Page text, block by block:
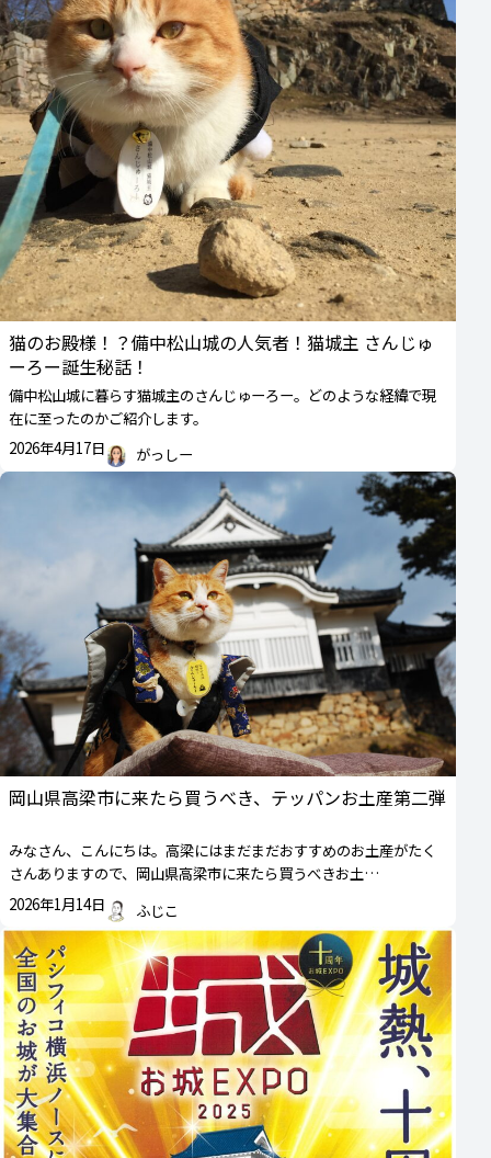
猫のお殿様！？備中松山城の人気者！猫城主 さんじゅ
ーろー誕生秘話！
備中松山城に暮らす猫城主のさんじゅーろー。どのような経緯で現
在に至ったのかご紹介します。
2026年4月17日
がっしー
岡山県高梁市に来たら買うべき、テッパンお土産第二弾
みなさん、こんにちは。高梁にはまだまだおすすめのお土産がたく
さんありますので、岡山県高梁市に来たら買うべきお土…
2026年1月14日
ふじこ